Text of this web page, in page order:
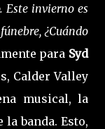
Este invierno es
¿Cuándo
para Syd
Calder Valley
musical, la
banda. Esto,